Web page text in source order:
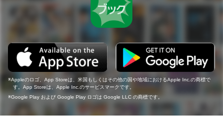
Appleのロゴ、App Storeは、米国もしくはその他の国や地域におけるApple Inc.の商標で
す。App Storeは、Apple Inc.のサービスマークです。
Google Play および Google Play ロゴは Google LLC の商標です。